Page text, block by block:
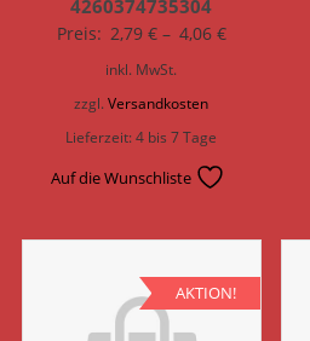
4260374735304
Preis: 2,79 €– 4,06 €
inkl. MwSt.
zzgl.Versandkosten
Lieferzeit:4 bis 7 Tage
Auf die Wunschliste
AKTION!